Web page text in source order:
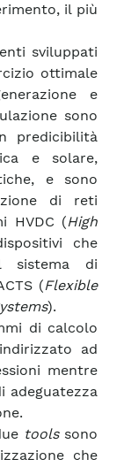
il più
sviluppati
ottimale
e
sono
predicibilità
e solare,
e sono
di reti
HVDC (High
che
sistema di
(Flexible
).
di calcolo
ad
mentre
adeguatezza
toolssono
che